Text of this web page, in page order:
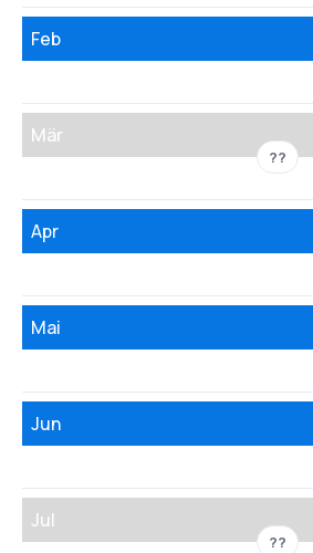
Feb
Mär
??
Apr
Mai
Jun
Jul
??